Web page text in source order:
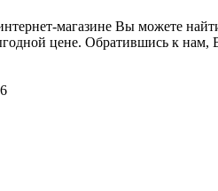
магазине Вы можете
цене. Обратившись к нам,